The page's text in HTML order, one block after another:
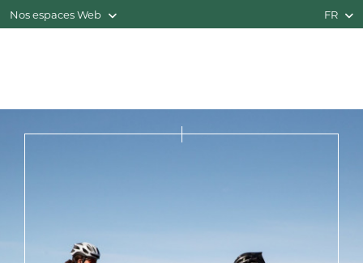
Nos espaces Web FR